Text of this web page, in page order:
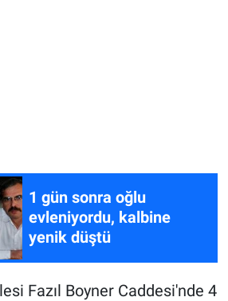
1 gün sonra oğlu
evleniyordu, kalbine
yenik düştü
Fazıl Boyner Caddesi'nde 4